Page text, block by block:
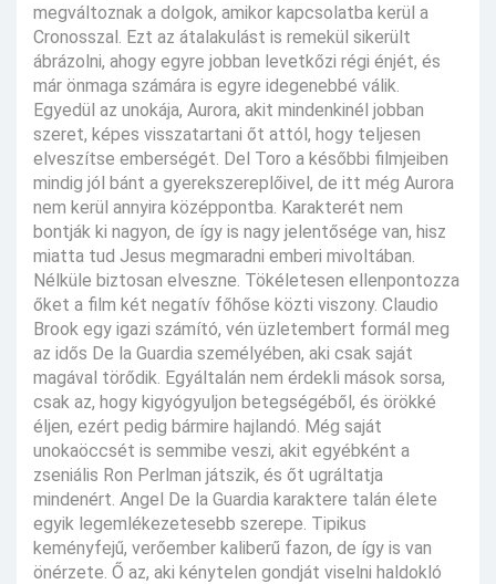
megváltoznak a dolgok, amikor kapcsolatba kerül a
Cronosszal. Ezt az átalakulást is remekül sikerült
ábrázolni, ahogy egyre jobban levetkőzi régi énjét, és
már önmaga számára is egyre idegenebbé válik.
Egyedül az unokája, Aurora, akit mindenkinél jobban
szeret, képes visszatartani őt attól, hogy teljesen
elveszítse emberségét. Del Toro a későbbi filmjeiben
mindig jól bánt a gyerekszereplőivel, de itt még Aurora
nem kerül annyira középpontba. Karakterét nem
bontják ki nagyon, de így is nagy jelentősége van, hisz
miatta tud Jesus megmaradni emberi mivoltában.
Nélküle biztosan elveszne. Tökéletesen ellenpontozza
őket a film két negatív főhőse közti viszony. Claudio
Brook egy igazi számító, vén üzletembert formál meg
az idős De la Guardia személyében, aki csak saját
magával törődik. Egyáltalán nem érdekli mások sorsa,
csak az, hogy kigyógyuljon betegségéből, és örökké
éljen, ezért pedig bármire hajlandó. Még saját
unokaöccsét is semmibe veszi, akit egyébként a
zseniális Ron Perlman játszik, és őt ugráltatja
mindenért. Angel De la Guardia karaktere talán élete
egyik legemlékezetesebb szerepe. Tipikus
keményfejű, verőember kaliberű fazon, de így is van
önérzete. Ő az, aki kénytelen gondját viselni haldokló